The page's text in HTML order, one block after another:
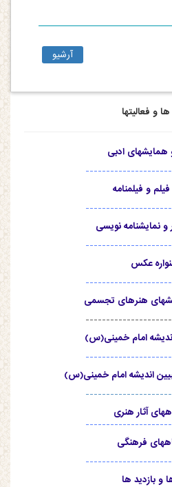
آرشیو
ها و فعالیتها
همایشهای ادبی
و فیلمنامه
و نمایشنامه نویسی
عکس
هنرهای تجسمی
امام خمینی(س)
اندیشه امام خمینی(س)
آثار هنری
فرهنگی
و بازدید ها